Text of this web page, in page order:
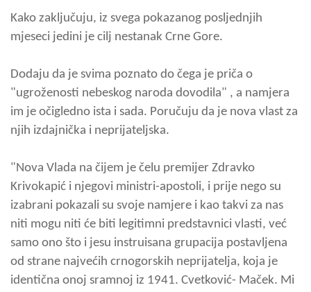
Kako zaključuju, iz svega pokazanog posljednjih
mjeseci jedini je cilj nestanak Crne Gore.
Dodaju da je svima poznato do čega je priča o
"ugroženosti nebeskog naroda dovodila" , a namjera
im je očigledno ista i sada. Poručuju da je nova vlast za
njih izdajnička i neprijateljska.
"Nova Vlada na čijem je čelu premijer Zdravko
Krivokapić i njegovi ministri-apostoli, i prije nego su
izabrani pokazali su svoje namjere i kao takvi za nas
niti mogu niti će biti legitimni predstavnici vlasti, već
samo ono što i jesu instruisana grupacija postavljena
od strane najvećih crnogorskih neprijatelja, koja je
identična onoj sramnoj iz 1941. Cvetković- Maček. Mi